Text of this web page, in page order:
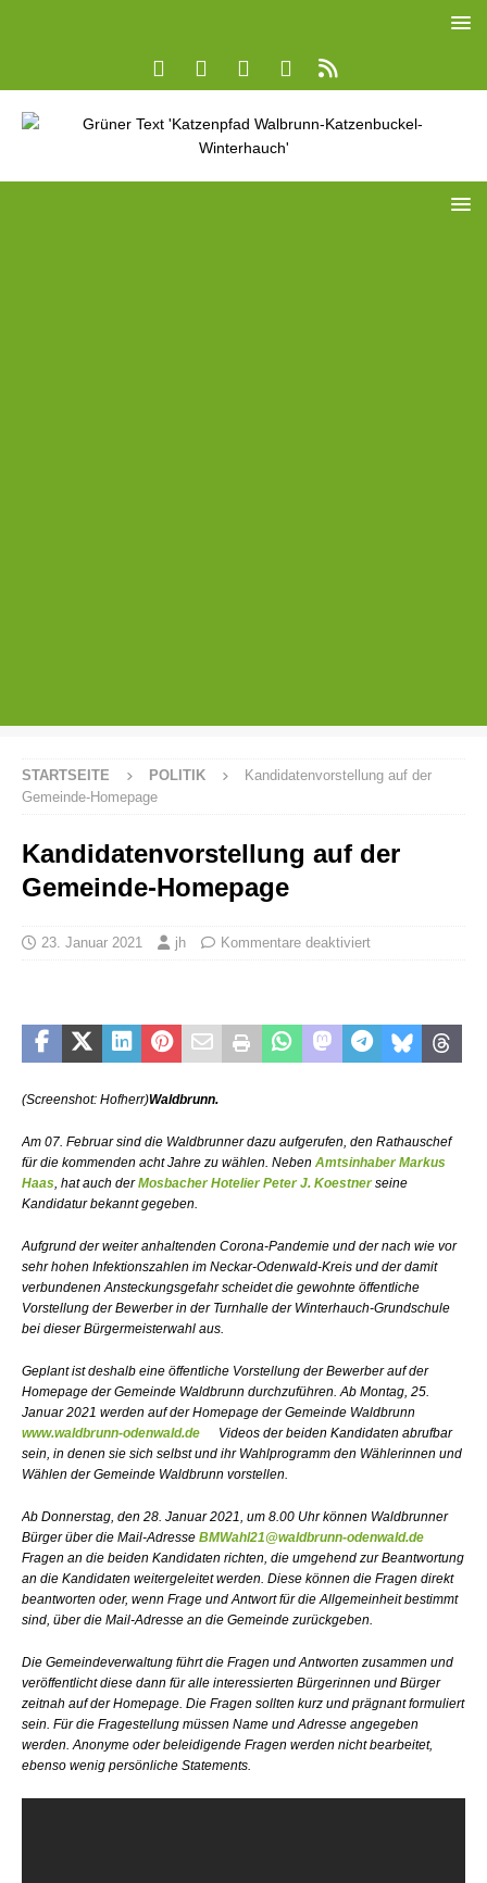
STARTSEITE POLITIK
Kandidatenvorstellung auf der
Gemeinde-Homepage
Kandidatenvorstellung auf der
Gemeinde-Homepage
23. Januar 2021 jh Kommentare deaktiviert
(Screenshot: Hofherr)Waldbrunn.
Am 07. Februar sind die Waldbrunner dazu aufgerufen, den Rathauschef
für die kommenden acht Jahre zu wählen. Neben Amtsinhaber Markus
Haas, hat auch derMosbacher Hotelier Peter J. Koestnerseine
Kandidatur bekannt gegeben.
Aufgrund der weiter anhaltenden Corona-Pandemie und der nach wie vor
sehr hohen Infektionszahlen im Neckar-Odenwald-Kreis und der damit
verbundenen Ansteckungsgefahr scheidet die gewohnte öffentliche
Vorstellung der Bewerber in der Turnhalle der Winterhauch-Grundschule
bei dieser Bürgermeisterwahl aus.
Geplant ist deshalb eine öffentliche Vorstellung der Bewerber auf der
Homepage der Gemeinde Waldbrunn durchzuführen. Ab Montag, 25.
Januar 2021 werden auf der Homepage der Gemeinde Waldbrunn
www.waldbrunn-odenwald.de
Videos der beiden Kandidaten abrufbar
sein, in denen sie sich selbst und ihr Wahlprogramm den Wählerinnen und
Wählen der Gemeinde Waldbrunn vorstellen.
Ab Donnerstag, den 28. Januar 2021, um 8.00 Uhr können Waldbrunner
Bürger über die Mail-Adresse BMWahl21@waldbrunn-odenwald.de
Fragen an die beiden Kandidaten richten, die umgehend zur Beantwortung
an die Kandidaten weitergeleitet werden. Diese können die Fragen direkt
beantworten oder, wenn Frage und Antwort für die Allgemeinheit bestimmt
sind, über die Mail-Adresse an die Gemeinde zurückgeben.
Die Gemeindeverwaltung führt die Fragen und Antworten zusammen und
veröffentlicht diese dann für alle interessierten Bürgerinnen und Bürger
zeitnah auf der Homepage. Die Fragen sollten kurz und prägnant formuliert
sein. Für die Fragestellung müssen Name und Adresse angegeben
werden. Anonyme oder beleidigende Fragen werden nicht bearbeitet,
ebenso wenig persönliche Statements.